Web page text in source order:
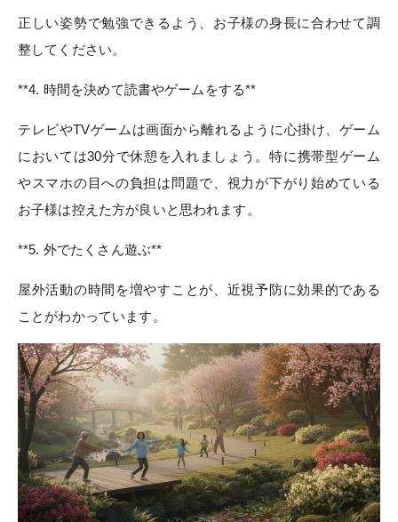
正しい姿勢で勉強できるよう、お子様の身長に合わせて調
整してください。
**4. 時間を決めて読書やゲームをする**
テレビやTVゲームは画面から離れるように心掛け、ゲーム
においては30分で休憩を入れましょう。特に携帯型ゲーム
やスマホの目への負担は問題で、視力が下がり始めている
お子様は控えた方が良いと思われます。
**5. 外でたくさん遊ぶ**
屋外活動の時間を増やすことが、近視予防に効果的である
ことがわかっています。